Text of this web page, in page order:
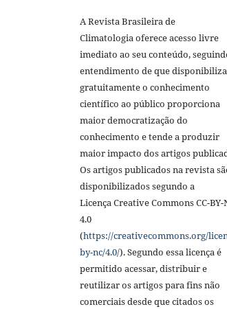
A Revista Brasileira de
Climatologia oferece acesso livre
imediato ao seu conteúdo,
entendimento de que
gratuitamente o conhecimento
científico ao público proporciona
maior democratização do
conhecimento e tende a produzir
maior impacto dos artigos
Os artigos publicados na revista
disponibilizados segundo a
Licença Creative Commons CC-BY-
4.0
(https://creativecommons.org/
by-nc/4.0/). Segundo essa licença é
permitido acessar, distribuir e
reutilizar os artigos para fins não
comerciais desde que citados os